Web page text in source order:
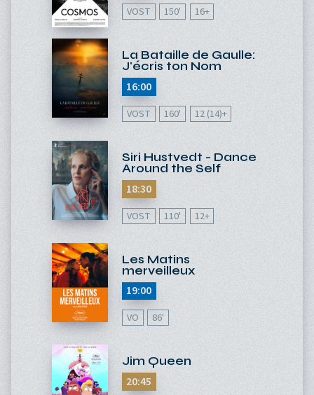
VOST 150' 16+
La Bataille de Gaulle:
J'écris ton Nom
VOST 160' 12 (14)+
16:00
Siri Hustvedt - Dance
Around the Self
VOST 110' 12+
18:30
Les Matins
merveilleux
VO 86'
19:00
Jim Queen
20:45